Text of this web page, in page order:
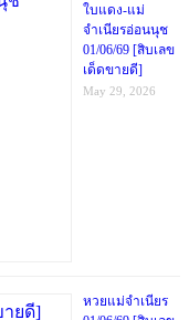
ใบแดง-แม่
จำเนียรอ่อนนุช
01/06/69 [สิบเลข
เด็ดขายดี]
May 29, 2026
หวยแม่จำเนียร